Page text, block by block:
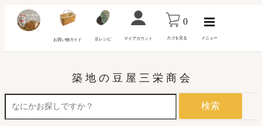
お買い物ガイド 豆レシピ マイアカウント
0
カゴを見る メニュー
築 地 の 豆 屋 三 栄 商 会
検索